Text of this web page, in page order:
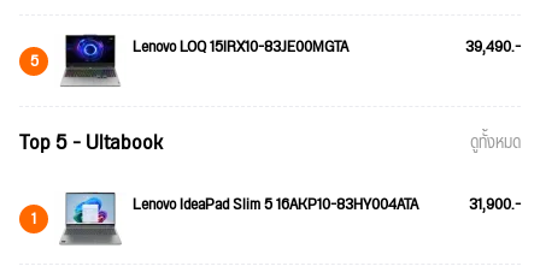
5 Lenovo LOQ 15IRX10-83JE00MGTA 39,490.-
Top 5 - Ultabook ดูทั้งหมด
1 Lenovo IdeaPad Slim 5 16AKP10-83HY004ATA 31,900.-